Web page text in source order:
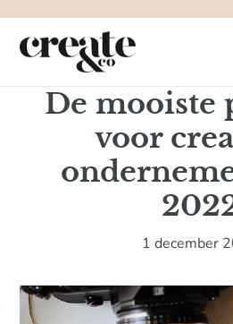
De mooiste
voor
1 december